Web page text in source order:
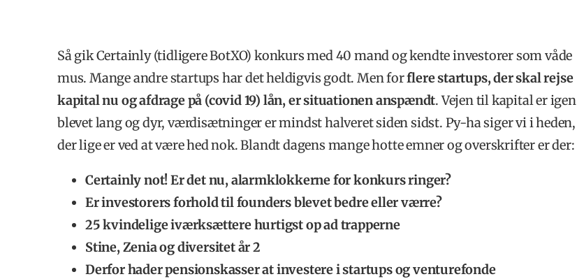
Så gik Certainly (tidligere BotXO) konkurs med 40 mand og kendte investorer som våde
mus. Mange andre startups har det heldigvis godt. Men forflere startups, der skal rejse
kapital nu og afdrage på (covid 19) lån, er situationen anspændt. Vejen til kapital er igen
blevet lang og dyr, værdisætninger er mindst halveret siden sidst. Py-ha siger vi i heden,
der lige er ved at være hed nok. Blandt dagens mange hotte emner og overskrifter er der:
Certainly not! Er det nu, alarmklokkerne for konkurs ringer?
Er investorers forhold til founders blevet bedre eller værre?
25 kvindelige iværksættere hurtigst op ad trapperne
Stine, Zenia og diversitet år 2
Derfor hader pensionskasser at investere i startups og venturefonde